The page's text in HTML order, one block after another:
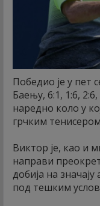
Победио је у пет
Баењу, 6:1, 1:6,
наредно коло у
грчким
Виктор је, као и
направи
добија на
под тешким